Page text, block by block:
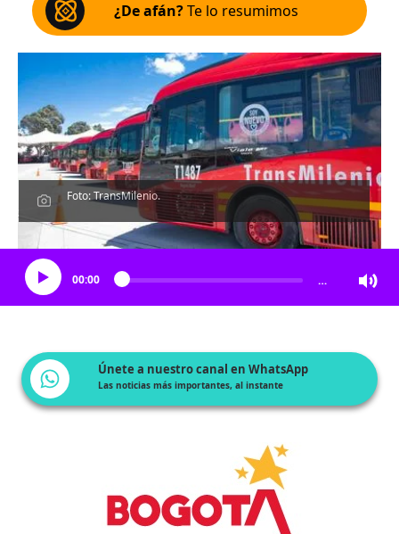
¿De afán?Te lo resumimos
Foto: TransMilenio.
Escucha el artículo
00:00 …
Únete a nuestro canal en WhatsApp
Las noticias más importantes, al instante